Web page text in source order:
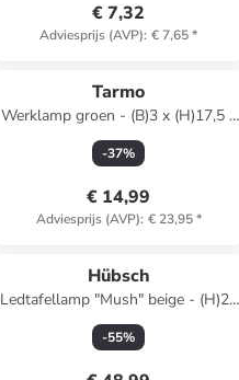
€ 7,32
Adviesprijs (AVP): € 7,65*
Tarmo
Werklamp groen - (B)3 x (H)17,5 x
(D)2,5 cm
-37%
€ 14,99
Adviesprijs (AVP): € 23,95*
Hübsch
Ledtafellamp "Mush" beige - (H)20
x Ø 15 cm
-55%